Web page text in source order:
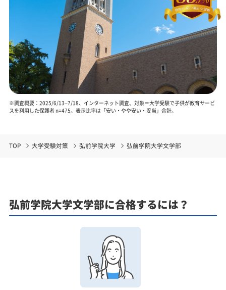
※調査概要：2025/6/13–7/18、インターネット調査、対象＝大学受験で子供が教育サービ
スを利用した保護者 n=475。表示比率は「安い・やや安い・妥当」合計。
TOP 大学受験対策 弘前学院大学 弘前学院大学文学部
弘前学院大学文学部に合格するには？